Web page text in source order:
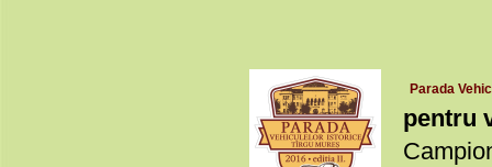
Parada
pentru